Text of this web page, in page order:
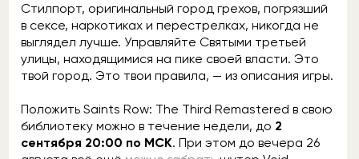
Стилпорт, оригинальный город грехов, погрязший
в сексе, наркотиках и перестрелках, никогда не
выглядел лучше. Управляйте Святыми третьей
улицы, находящимися на пике своей власти. Это
твой город. Это твои правила, — из описания игры.
Положить Saints Row: The Third Remastered в свою
библиотеку можно в течение недели, до 2
сентября 20:00 по МСК. При этом до вечера 26